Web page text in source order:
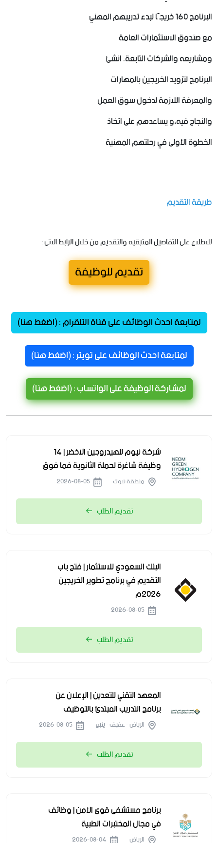
البرنامج 160 خريجًا لبدء تدريبهم المهني
مع صندوق الاستثمارات العامة
ومشاريعه والشركات التابعة. انشئ
البرنامج لتزويد الخريجين بالمهارات
والمعرفة اللازمة لدخول سوق العمل
والنجاح فيه،و يساعدهم على اتخاذ
الخطوة الأولى في رحلتهم المهنية
طريقة التقديم
للاطلاع على التفاصيل المتبقيه والتقديم من خلال الرابط الاتي :
تقديم للوظيفة
لمتابعة احدث الوظائف على قناة التلقرام : (اضغط هنا)
لمتابعة احدث الوظائف على تويتر : (اضغط هنا)
لمشاركة الوظيفة على الواتساب : (اضغط هنا)
شركة نيوم للهيدروجين الأخضر | 14
وظيفة شاغرة لحملة الثانوية فما فوق
منطقة تبوك
تقديم الطلب
البنك السعودي للاستثمار | فتح باب
التقديم في برنامج تطوير الخريجين
2026م
تقديم الطلب
المعهد التقني للتعدين | الإعلان عن
برنامج التدريب المبتدئ بالتوظيف
الرياض - عفيف - ينبع
تقديم الطلب
برنامج مستشفى قوى الأمن | وظائف
في مجال المختبرات الطبية